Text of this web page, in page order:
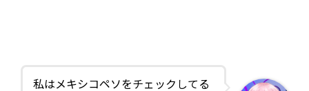
私はメキシコペソをチェックしてる